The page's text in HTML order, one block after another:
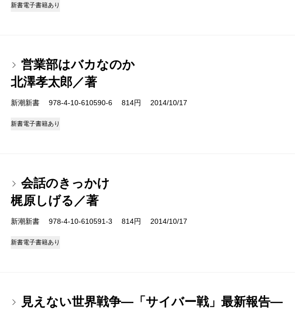
新書電子書籍あり
営業部はバカなのか
北澤孝太郎／著
新潮新書 978-4-10-610590-6 814円 2014/10/17
新書電子書籍あり
会話のきっかけ
梶原しげる／著
新潮新書 978-4-10-610591-3 814円 2014/10/17
新書電子書籍あり
見えない世界戦争―「サイバー戦」最新報告―